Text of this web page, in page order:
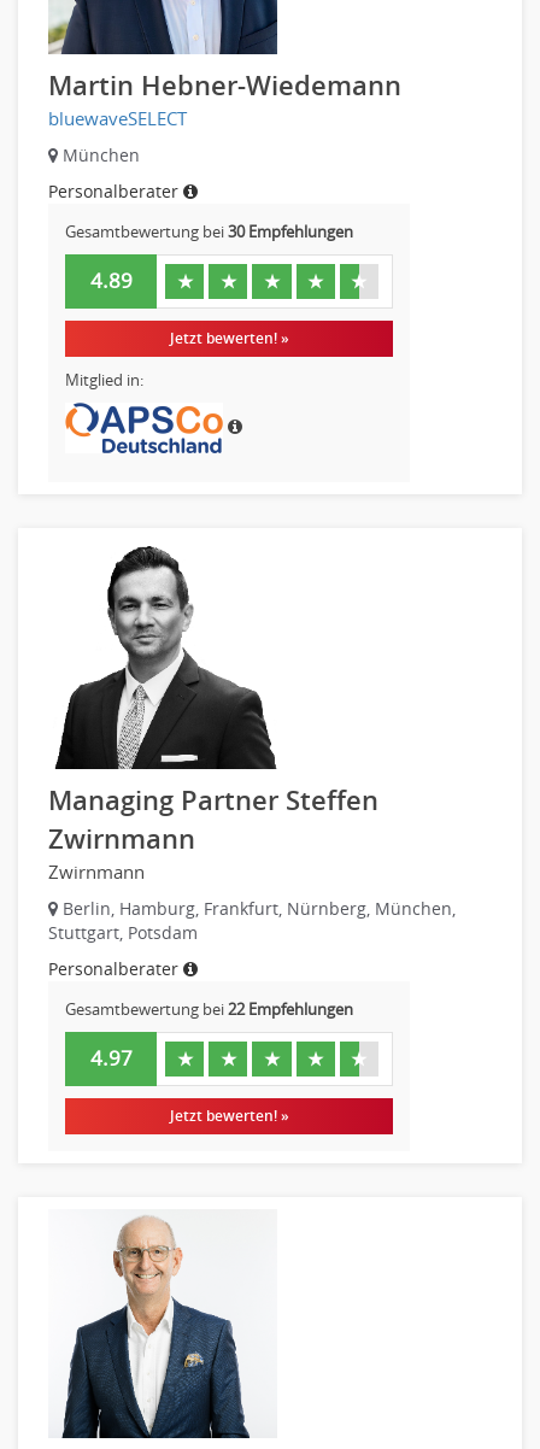
Vertrieb & Verkauf Leitung, Teamleitung
Pre-Sales
Telesales
Verkauf (Handel)
Martin Hebner-Wiedemann
bluewaveSELECT
München
Personalberater
Gesamtbewertung bei30 Empfehlungen
4.89 ★ ★ ★ ★ ★
Jetzt bewerten! »
Mitglied in:
Managing Partner Steffen
Zwirnmann
Zwirnmann
Berlin, Hamburg, Frankfurt, Nürnberg, München,
Stuttgart, Potsdam
Personalberater
Gesamtbewertung bei22 Empfehlungen
4.97 ★ ★ ★ ★ ★
Jetzt bewerten! »